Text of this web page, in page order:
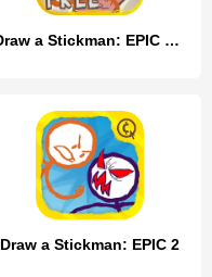
Draw a Stickman: EPIC Free
Draw a Stickman: EPIC 2